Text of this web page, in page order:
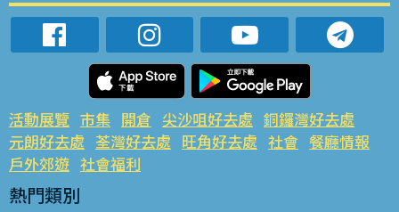
活動展覽 市集 開倉 尖沙咀好去處 銅鑼灣好去處
元朗好去處 荃灣好去處 旺角好去處 社會 餐廳情報
戶外郊遊 社會福利
熱門類別